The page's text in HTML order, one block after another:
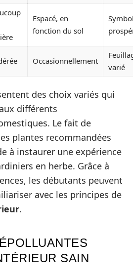
Espacé, en
fonction du sol
Occasionnellement
varié
des choix variés qui
différents
Le fait de
plantes recommandées
à instaurer une expérience
en herbe. Grâce à
les débutants peuvent
avec les principes de
.
SAIN